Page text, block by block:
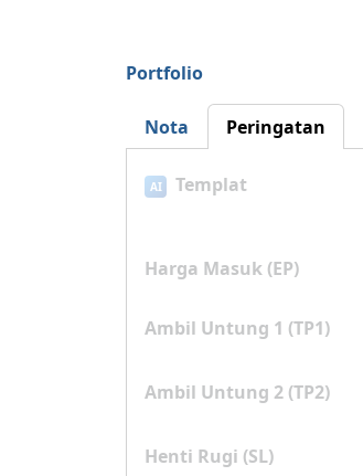
Portfolio
Nota Peringatan
AI Templat
Harga Masuk (EP)
Ambil Untung 1 (TP1)
Ambil Untung 2 (TP2)
Henti Rugi (SL)